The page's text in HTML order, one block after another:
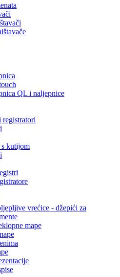
QL i naljepnice
registratori
s kutijom
vrećice - džepići za
mape